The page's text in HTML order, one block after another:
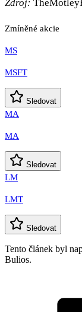
Zdroj:
Zmíněné akcie
MS
MSFT
Sledovat
MA
MA
Sledovat
LM
LMT
Sledovat
Tento článek byl
Bulios.